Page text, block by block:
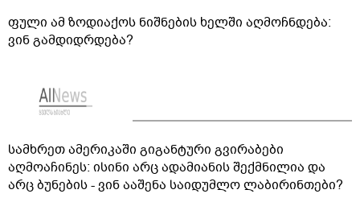
ფული ამ ზოდიაქოს ნიშნების ხელში აღმოჩნდება:
ვინ გამდიდრდება?
სამხრეთ ამერიკაში გიგანტური გვირაბები
აღმოაჩინეს: ისინი არც ადამიანის შექმნილია და
არც ბუნების - ვინ ააშენა საიდუმლო ლაბირინთები?